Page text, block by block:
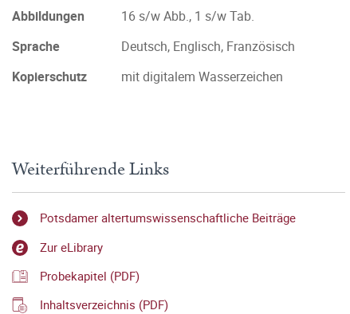
Abbildungen
16 s/w Abb., 1 s/w Tab.
Sprache
Deutsch, Englisch, Französisch
Kopierschutz
mit digitalem Wasserzeichen
Weiterführende Links
Potsdamer altertumswissenschaftliche Beiträge
Zur eLibrary
Probekapitel (PDF)
Inhaltsverzeichnis (PDF)